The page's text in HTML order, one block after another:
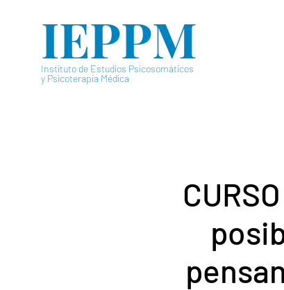
IEPPM
Instituto de Estudios Psicosomáticos
y Psicoterapia Médica